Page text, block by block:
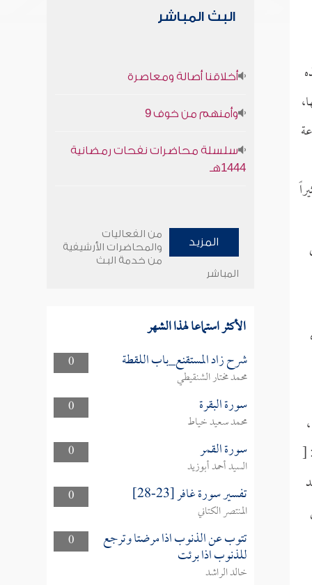
[
البث المباشر
أخلاقنا أصالة ومعاصرة
وأمنهم من خوف 9
سلسلة محاضرات نفحات رمضانية
1444هـ
المزيد
من الفعاليات
والمحاضرات الأرشيفية
من خدمة البث
المباشر
الأكثر استماعا لهذا الشهر
0 شرح زاد المستقنع_باب اللقطة
محمد مختار الشنقيطي
0
سورة البقرة
محمد سعيد خياط
0
سورة القمر
السيد أحمد أبوزيد
0
تفسير سورة غافر [23-28]
المنتصر الكتاني
0
تتوب عن الذنوب اذا مرضتا وترجع
للذنوب اذا برئت
خالد الراشد